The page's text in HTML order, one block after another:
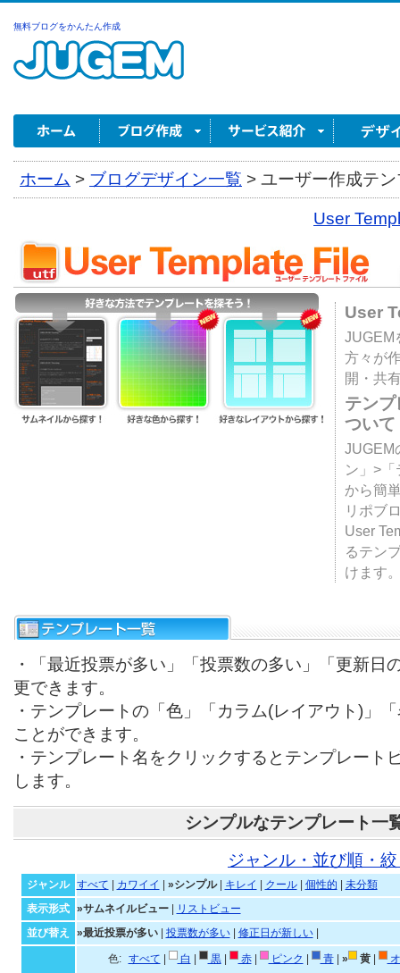
無料ブログをかんたん作成
ホーム > ブログデザイン一覧 > ユーザー作成テ
User
User
JUGEM
方々が
開・共
テン
ついて
JUGEM
ン」>
から簡
リポブ
User
るテン
けます
・「最近投票が多い」「投票数の多い」「更新日
更できます。
・テンプレートの「色」「カラム(レイアウト)」
ことができます。
・テンプレート名をクリックするとテンプレート
します。
シンプルなテンプレート一
ジャンル・並び順・
ジャンル すべて カワイイ »シンプル| キレイ クール| 個性的
未分類
表示形式
»サムネイルビュー|
リストビュー
並び替え
»最近投票が多い| 投票数が多い| 修正日が新しい|
色: すべて 白 黒| 赤| ピンク 青| » 黄|